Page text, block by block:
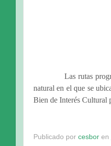
Las rutas
natural en el que se
Bien de Interés Cultural
Publicado por cesbor en